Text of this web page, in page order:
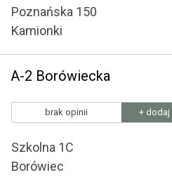
Poznańska 150
Kamionki
A-2 Borówiecka
brak opinii + dodaj
Szkolna 1C
Borówiec